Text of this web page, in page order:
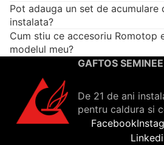
Pot adauga un set de acumulare
instalata?
Cum stiu ce accesoriu Romotop
modelul meu?
GAFTOS SEMINEE
De 21 de ani
pentru caldura si
Facebook